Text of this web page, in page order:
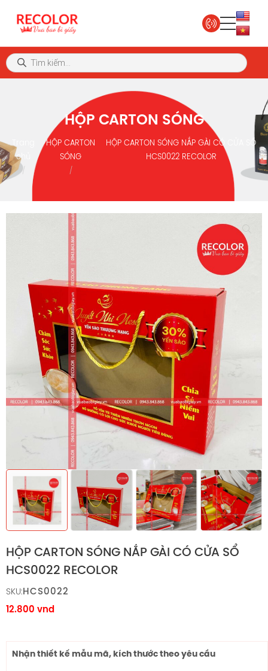
HỘP CARTON SÓNG
Trang
chủ
HỘP CARTON
SÓNG
HỘP CARTON SÓNG NẮP GÀI CÓ CỬA SỔ
HCS0022 RECOLOR
HỘP CARTON SÓNG NẮP GÀI CÓ CỬA SỔ
HCS0022 RECOLOR
SKU:HCS0022
12.800 vnd
Nhận thiết kế mẫu mã, kích thước theo yêu cầu